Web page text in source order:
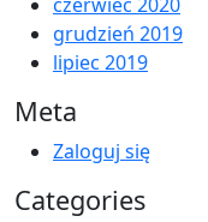
grudzień 2019
lipiec 2019
Meta
Zaloguj się
Categories